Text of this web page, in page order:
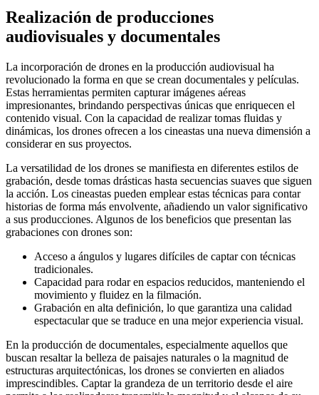
Realización de producciones
audiovisuales y documentales
La incorporación de drones en la producción audiovisual ha
revolucionado la forma en que se crean documentales y películas.
Estas herramientas permiten capturar imágenes aéreas
impresionantes, brindando perspectivas únicas que enriquecen el
contenido visual. Con la capacidad de realizar tomas fluidas y
dinámicas, los drones ofrecen a los cineastas una nueva dimensión a
considerar en sus proyectos.
La versatilidad de los drones se manifiesta en diferentes estilos de
grabación, desde tomas drásticas hasta secuencias suaves que siguen
la acción. Los cineastas pueden emplear estas técnicas para contar
historias de forma más envolvente, añadiendo un valor significativo
a sus producciones. Algunos de los beneficios que presentan las
grabaciones con drones son:
Acceso a ángulos y lugares difíciles de captar con técnicas
tradicionales.
Capacidad para rodar en espacios reducidos, manteniendo el
movimiento y fluidez en la filmación.
Grabación en alta definición, lo que garantiza una calidad
espectacular que se traduce en una mejor experiencia visual.
En la producción de documentales, especialmente aquellos que
buscan resaltar la belleza de paisajes naturales o la magnitud de
estructuras arquitectónicas, los drones se convierten en aliados
imprescindibles. Captar la grandeza de un territorio desde el aire